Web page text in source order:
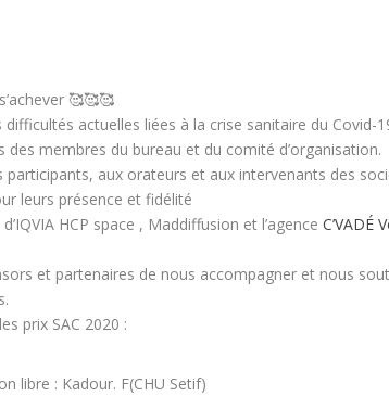
🥰🥰🥰
actuelles liées à la crise sanitaire du Covid-
des membres du bureau et du comité d’organisation.
aux orateurs et aux intervenants des
leurs présence et fidélité
HCP space , Maddiffusion et l’agenceC’VADÉ
et partenaires de nous accompagner et nous
prix SAC 2020 :
libre : Kadour. F(CHU Setif)